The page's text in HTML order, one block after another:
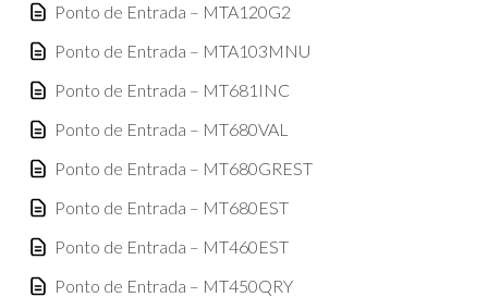
Ponto de Entrada – MTA120G2
Ponto de Entrada – MTA103MNU
Ponto de Entrada – MT681INC
Ponto de Entrada – MT680VAL
Ponto de Entrada – MT680GREST
Ponto de Entrada – MT680EST
Ponto de Entrada – MT460EST
Ponto de Entrada – MT450QRY